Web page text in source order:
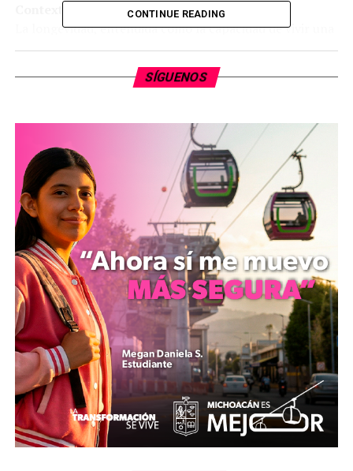
Contexto y Antecedentes
La longevidad, entendida como la capacidad de vivir una
vida larga y saludable, ha sido un tema de interés desde
hace siglos. Avances médicos, mejoras en la nutrición y
mejores condiciones de vida han elevado la esperanza de
en 2020, según la OMS. Sin embargo, vivir más no
siempre significa vivir mejor. La Década del
Envejecimiento Saludable (2021-2030) de las Naciones
Unidas destaca la importancia de optimizar la salud, la
participación y la seguridad de las personas mayores
para maximizar su bienestar. Los cuatro pilares de la
longevidad, respaldados por investigaciones científicas,
son esenciales para lograr este objetivo, pero su
implementación varía según contextos
socioeconómicos y culturales.
Análisis Crítico de los Cuatro Pilares
Alimentación Saludable
Una dieta equilibrada es un pilar fundamental de
la longevidad. La dieta mediterránea, rica en
frutas, verduras, legumbres y grasas saludables
como el aceite de oliva, está asociada con una
CONTINUE READING
SÍGUENOS